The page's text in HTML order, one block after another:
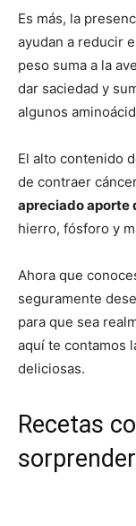
Es más, la
ayudan a reducir
peso suma a la
dar saciedad y
algunos
El alto contenido
de contraer
apreciado aporte
hierro, fósforo y
Ahora que
seguramente
para que sea
aquí te contamos
deliciosas.
Recetas